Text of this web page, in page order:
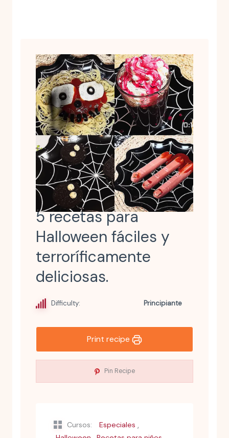
5 recetas para
Halloween fáciles y
terroríficamente
deliciosas.
Difficulty: Principiante
Print recipe
Pin Recipe
Cursos: Especiales ,